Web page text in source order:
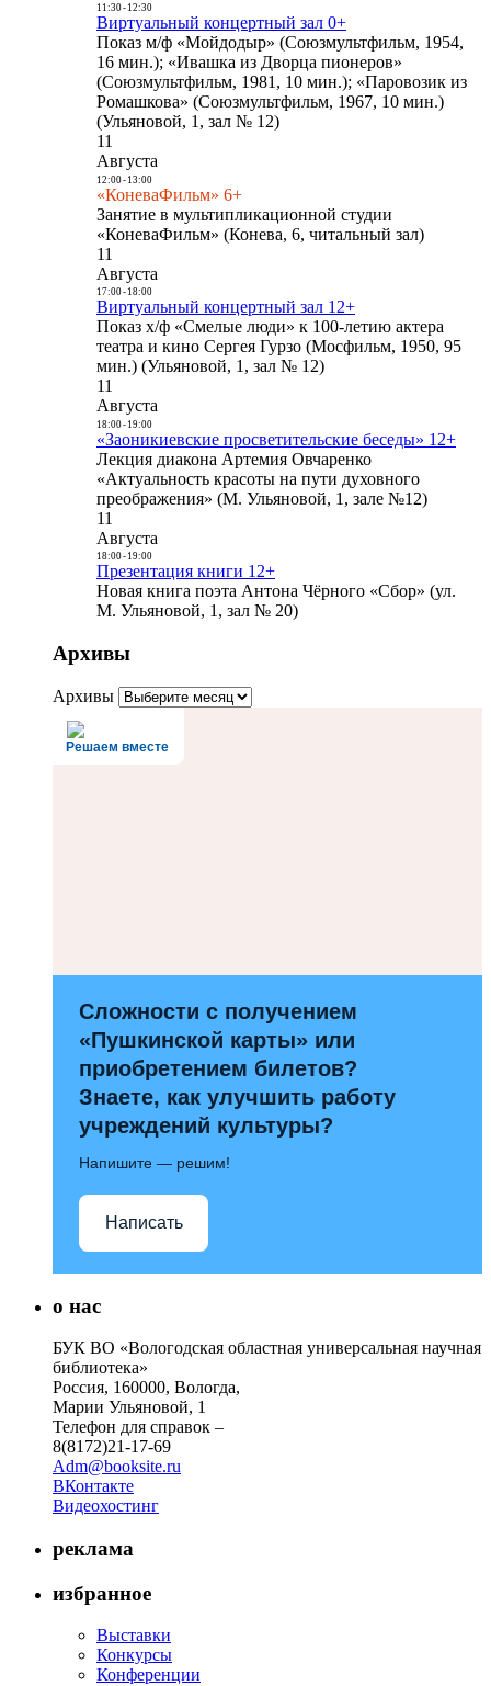
11:30- 12:30
Виртуальный концертный зал 0+
Показ м/ф «Мойдодыр» (Союзмультфильм, 1954,
16 мин.); «Ивашка из Дворца пионеров»
(Союзмультфильм, 1981, 10 мин.); «Паровозик из
Ромашкова» (Союзмультфильм, 1967, 10 мин.)
(Ульяновой, 1, зал № 12)
11
Августа
12:00- 13:00
«КоневаФильм» 6+
Занятие в мультипликационной студии
«КоневаФильм» (Конева, 6, читальный зал)
11
Августа
17:00- 18:00
Виртуальный концертный зал 12+
Показ х/ф «Смелые люди» к 100-летию актера
театра и кино Сергея Гурзо (Мосфильм, 1950, 95
мин.) (Ульяновой, 1, зал № 12)
11
Августа
18:00- 19:00
«Заоникиевские просветительские беседы» 12+
Лекция диакона Артемия Овчаренко
«Актуальность красоты на пути духовного
преображения» (М. Ульяновой, 1, зале №12)
11
Августа
18:00- 19:00
Презентация книги 12+
Новая книга поэта Антона Чёрного «Сбор» (ул.
М. Ульяновой, 1, зал № 20)
Архивы
Архивы
Решаем вместе
Сложности с получением
«Пушкинской карты» или
приобретением билетов?
Знаете, как улучшить работу
учреждений культуры?
Напишите — решим!
Написать
о нас
БУК ВО «Вологодская областная универсальная научная
библиотека»
Россия, 160000, Вологда,
Марии Ульяновой, 1
Телефон для справок –
8(8172)21-17-69
Adm@booksite.ru
ВКонтакте
Видеохостинг
реклама
избранное
Выставки
Конкурсы
Конференции